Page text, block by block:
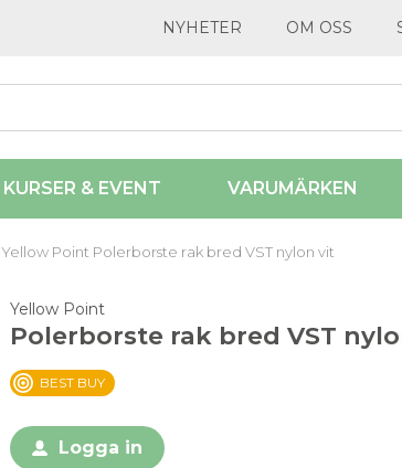
NYHETER OM OSS
KURSER & EVENT VARUMÄRKEN
Yellow Point Polerborste rak bred VST nylon vit
Yellow Point
Polerborste rak bred VST
BEST BUY
Logga in